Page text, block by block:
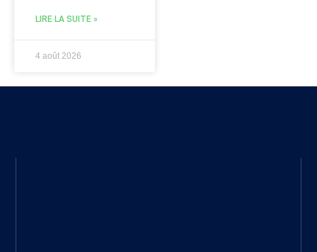
LIRE LA SUITE »
4 août 2026